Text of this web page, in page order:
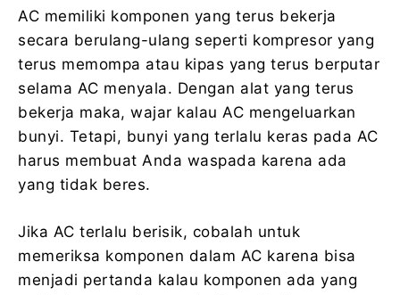
AC memiliki komponen yang terus bekerja
secara berulang-ulang seperti kompresor yang
terus memompa atau kipas yang terus berputar
selama AC menyala. Dengan alat yang terus
bekerja maka, wajar kalau AC mengeluarkan
bunyi. Tetapi, bunyi yang terlalu keras pada AC
harus membuat Anda waspada karena ada
yang tidak beres.
Jika AC terlalu berisik, cobalah untuk
memeriksa komponen dalam AC karena bisa
menjadi pertanda kalau komponen ada yang